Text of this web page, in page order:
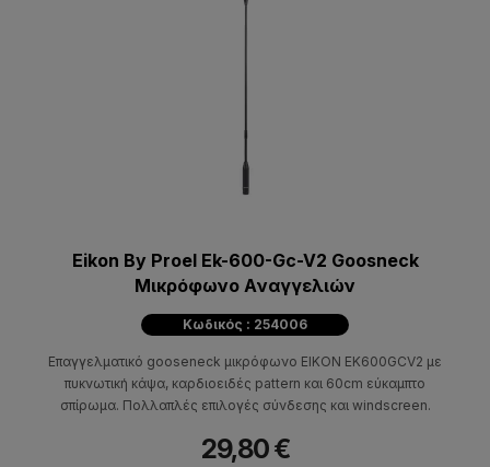
Eikon By Proel Ek-600-Gc-V2 Goosneck
Mικρόφωνο Aναγγελιών
Κωδικός : 254006
Επαγγελματικό gooseneck μικρόφωνο EIKON EK600GCV2 με
πυκνωτική κάψα, καρδιοειδές pattern και 60cm εύκαμπτο
σπίρωμα. Πολλαπλές επιλογές σύνδεσης και windscreen.
29,80 €